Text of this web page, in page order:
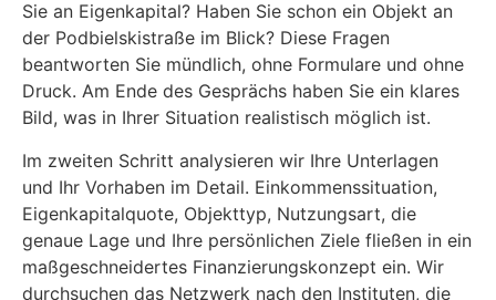
Sie an Eigenkapital? Haben Sie schon ein Objekt an
der Podbielskistraße im Blick? Diese Fragen
beantworten Sie mündlich, ohne Formulare und ohne
Druck. Am Ende des Gesprächs haben Sie ein klares
Bild, was in Ihrer Situation realistisch möglich ist.
Im zweiten Schritt analysieren wir Ihre Unterlagen
und Ihr Vorhaben im Detail. Einkommenssituation,
Eigenkapitalquote, Objekttyp, Nutzungsart, die
genaue Lage und Ihre persönlichen Ziele fließen in ein
maßgeschneidertes Finanzierungskonzept ein. Wir
durchsuchen das Netzwerk nach den Instituten, die